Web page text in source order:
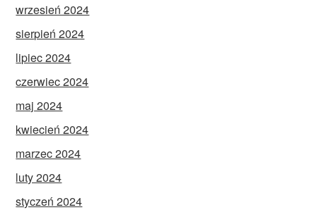
wrzesień 2024
sierpień 2024
lipiec 2024
czerwiec 2024
maj 2024
kwiecień 2024
marzec 2024
luty 2024
styczeń 2024